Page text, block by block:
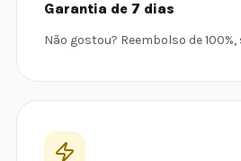
Garantia de 7 dias
Não gostou? Reembolso de